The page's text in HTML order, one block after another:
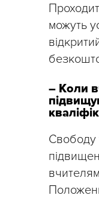
можуть
– Коли
Свободу